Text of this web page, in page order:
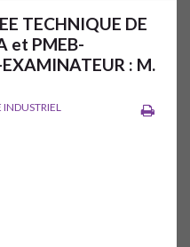
TECHNIQUE DE
et PMEB-
: M.
INDUSTRIEL